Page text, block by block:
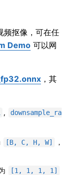
频抠像，可在任
Demo 可以网
，其
,
downsample_ra
[B, C, H, W]
，
[1, 1, 1, 1]